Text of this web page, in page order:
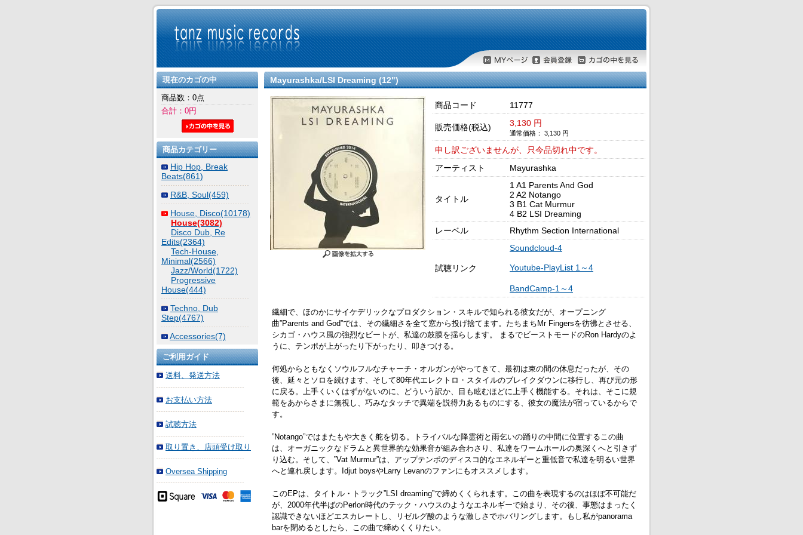
Mayurashka/LSI Dreaming (12")
商品コード 11777
販売価格(税込) 3,130 円
通常価格： 3,130 円
申し訳ございませんが、只今品切れ中です。
アーティスト
Mayurashka
タイトル
1 A1 Parents And God
2 A2 Notango
3 B1 Cat Murmur
4 B2 LSI Dreaming
レーベル
Rhythm Section International
試聴リンク
Soundcloud-4
Youtube-PlayList 1～4
BandCamp-1～4
繊細で、ほのかにサイケデリックなプロダクション・スキルで知られる彼女だが、オープニング
曲”Parents and God”では、その繊細さを全て窓から投げ捨てます。たちまちMr Fingersを彷彿とさせる、
シカゴ・ハウス風の強烈なビートが、私達の鼓膜を揺らします。 まるでビーストモードのRon Hardyのよ
うに、テンポが上がったり下がったり、叩きつける。
何処からともなくソウルフルなチャーチ・オルガンがやってきて、最初は束の間の休息だったが、その
後、延々とソロを続けます、そして80年代エレクトロ・スタイルのブレイクダウンに移行し、再び元の形
に戻る。上手くいくはずがないのに、どういう訳か、目も眩むほどに上手く機能する。それは、そこに規
範をあからさまに無視し、巧みなタッチで異端を説得力あるものにする、彼女の魔法が宿っているからで
す。
”Notango”ではまたもや大きく舵を切る。トライバルな降霊術と雨乞いの踊りの中間に位置するこの曲
は、オーガニックなドラムと異世界的な効果音が組み合わさり、私達をワームホールの奥深くへと引きず
り込む。そして、”Vat Murmur”は、アップテンポのディスコ的なエネルギーと重低音で私達を明るい世界
へと連れ戻します。Idjut boysやLarry Levanのファンにもオススメします。
このEPは、タイトル・トラック”LSI dreaming”で締めくくられます。この曲を表現するのはほぼ不可能だ
が、2000年代半ばのPerlon時代のテック・ハウスのようなエネルギーで始まり、その後、事態はまったく
認識できないほどエスカレートし、リゼルグ酸のような激しさでホバリングします。もし私がpanorama
barを閉めるとしたら、この曲で締めくくりたい。
現在のカゴの中
商品数：0点
合計：0円
商品カテゴリー
Hip Hop, Break
Beats(861)
R&B, Soul(459)
House, Disco(10178)
House(3082)
Disco Dub, Re
Edits(2364)
Tech-House,
Minimal(2566)
Jazz/World(1722)
Progressive
House(444)
Techno, Dub
Step(4767)
Accessories(7)
ご利用ガイド
送料、発送方法
お支払い方法
試聴方法
取り置き、店頭受け取り
Oversea Shipping